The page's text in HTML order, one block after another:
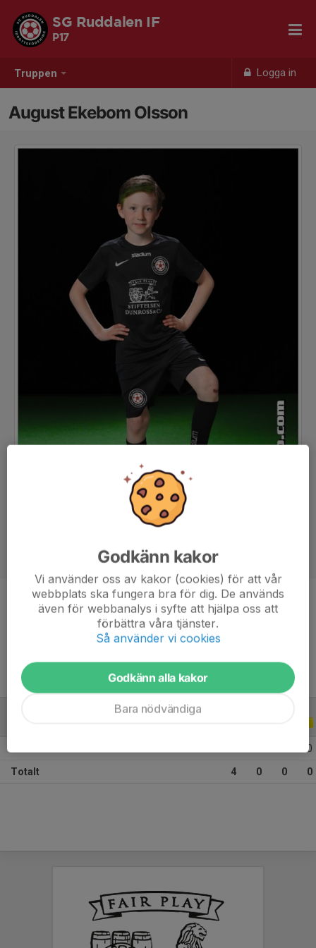
Truppen Logga in
SG Ruddalen IF
P17
August Ekebom Olsson
Position
-
8 år
0
Totalt 4 0 0 0
Godkänn kakor
Vi använder oss av kakor (cookies) för att vår
webbplats ska fungera bra för dig. De används
även för webbanalys i syfte att hjälpa oss att
förbättra våra tjänster.
Så använder vi cookies
Godkänn alla kakor
Bara nödvändiga